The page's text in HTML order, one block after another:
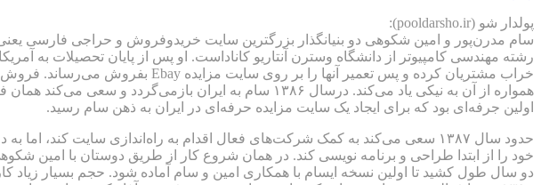
پولدار شو (pooldarsho.ir):
رشته مهندسی کامپیوتر از دانشگاه وسترن آنتاریو کاناداست. او پس از پایان تحصیلات
همواره از آن به نیکی یاد می‌کند. درسال ۱۳۸۶ سام به
اولین جرفه‌ای بود که برای ایجاد یک سایت مزایده حرفه‌ای در ایران به ذهن سام رسید.
حدود سال ۱۳۸۷ سعی می‌کند به کمک شرکت‌های فعال اقدام به راه‌اندازی سایت
دو سال طول کشید تا اولین نسخه ایسام با همکاری امین و سام آماده شود. حجم بسیار